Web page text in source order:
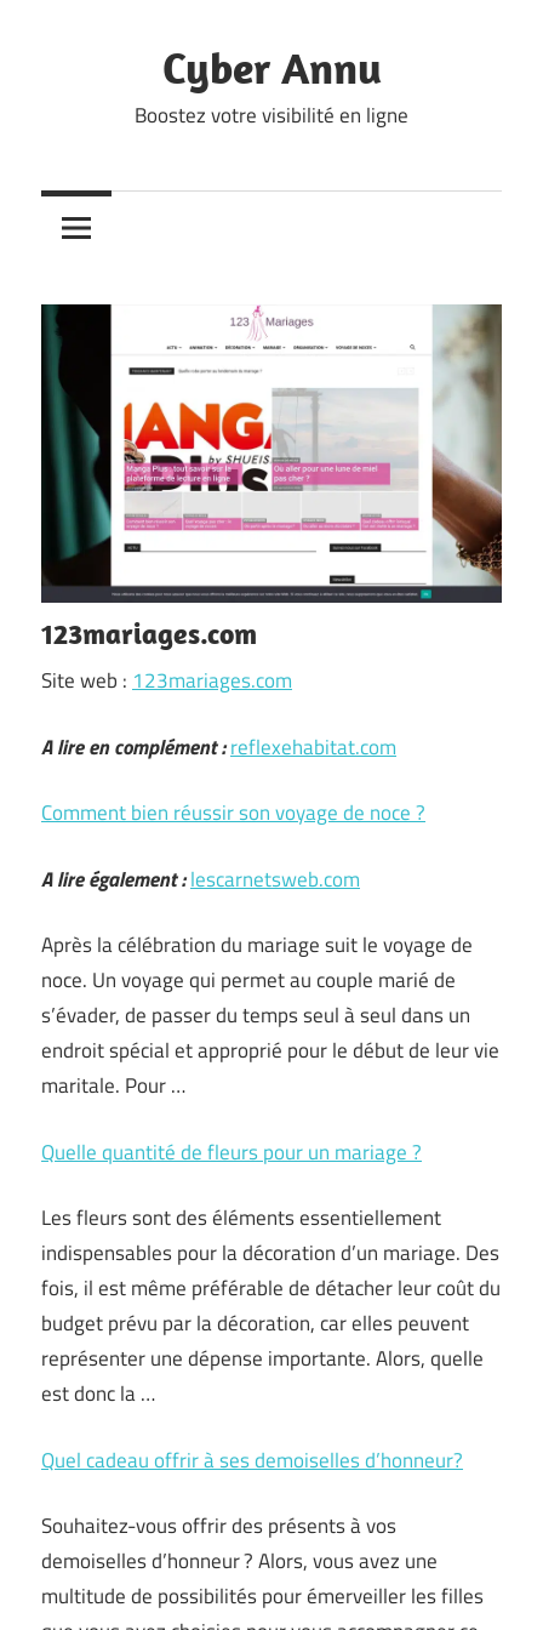
Cyber Annu
Boostez votre visibilité en ligne
123mariages.com
Site web : 123mariages.com
A lire en complément :reflexehabitat.com
Comment bien réussir son voyage de noce ?
A lire également :lescarnetsweb.com
Après la célébration du mariage suit le voyage de
noce. Un voyage qui permet au couple marié de
s’évader, de passer du temps seul à seul dans un
endroit spécial et approprié pour le début de leur vie
maritale. Pour …
Quelle quantité de fleurs pour un mariage ?
Les fleurs sont des éléments essentiellement
indispensables pour la décoration d’un mariage. Des
fois, il est même préférable de détacher leur coût du
budget prévu par la décoration, car elles peuvent
représenter une dépense importante. Alors, quelle
est donc la …
Quel cadeau offrir à ses demoiselles d’honneur?
Souhaitez-vous offrir des présents à vos
demoiselles d’honneur ? Alors, vous avez une
multitude de possibilités pour émerveiller les filles